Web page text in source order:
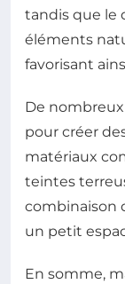
tandis que le
éléments
favorisant
De
pour créer
matériaux
teintes
combinaison
un petit
En somme,